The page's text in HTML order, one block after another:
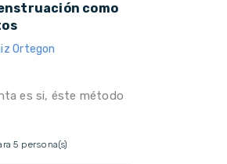
como
Ortegon
es si, éste método
5 persona(s)